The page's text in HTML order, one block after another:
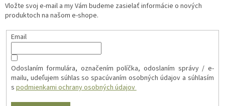
Vložte svoj e-mail a my Vám budeme zasielať informácie o nových
produktoch na našom e-shope.
Email
Odoslaním formulára, označením políčka, odoslaním správy / e-
mailu, udeľujem súhlas so spacúvaním osobných údajov a súhlasím
s podmienkami ochrany osobných údajov